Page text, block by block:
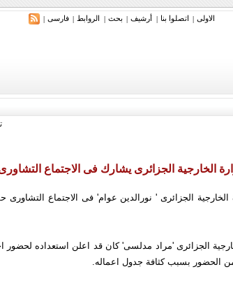
الاولی | اتصلوا بنا | أرشیف | بحث | الروابط | فارسی |
أمريكا وإسرائيل والسعودية إذا تجاوزت خطوط طهران الحمراء
الخارجیة الجزائری یشارك فی الاجتماع
الخارجیة الجزائری ' نورالدین عوام' فی الاجتماع
الجزائری 'مراد مدلسی' كان قد اعلن استعداده
من الحضور بسبب كثافة جدول اعماله.